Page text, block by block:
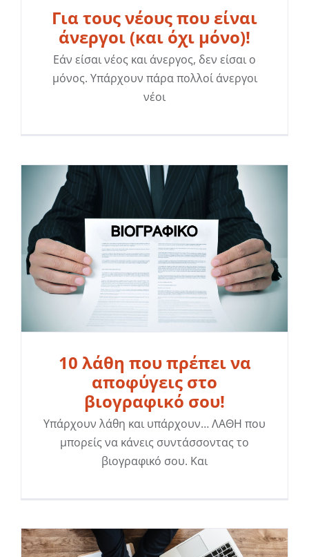
Για τους νέους που είναι
άνεργοι (και όχι μόνο)!
Εάν είσαι νέος και άνεργος, δεν είσαι ο
μόνος. Υπάρχουν πάρα πολλοί άνεργοι
νέοι
10 λάθη που πρέπει να
αποφύγεις στο
βιογραφικό σου!
Υπάρχουν λάθη και υπάρχουν… ΛΑΘΗ που
μπορείς να κάνεις συντάσσοντας το
βιογραφικό σου. Και